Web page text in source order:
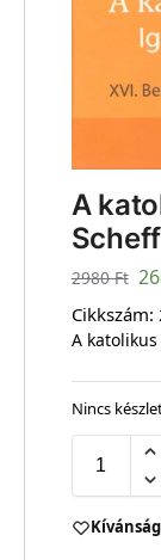
A
2980Ft
Cikkszám:
A
Nincs